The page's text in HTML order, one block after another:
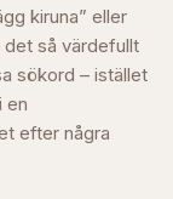
kiruna” eller
det så värdefullt
sökord – istället
en
efter några